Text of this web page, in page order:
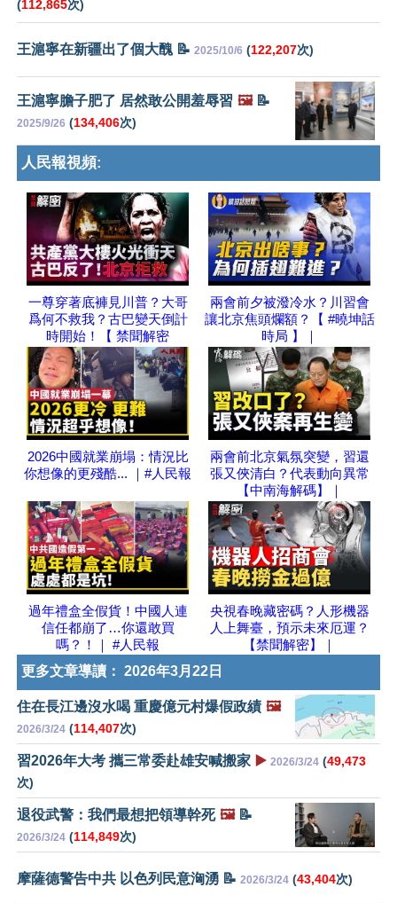
(112,865次)
王滬寧在新疆出了個大醜 📝 2025/10/6 (122,207次)
王滬寧膽子肥了 居然敢公開羞辱習 🖼️📝
2025/9/26 (134,406次)
人民報視頻:
一尊穿著底褲見川普？大哥
爲何不救我？古巴變天倒計
時開始！【 禁聞解密
兩會前夕被潑冷水？川習會
讓北京焦頭爛額？【 #曉坤話
時局 】｜
2026中國就業崩塌：情況比
你想像的更殘酷... ｜#人民報
兩會前北京氣氛突變，習還
張又俠清白？代表動向異常
【中南海解碼】｜
過年禮盒全假貨！中國人連
信任都崩了…你還敢買
嗎？！｜ #人民報
央視春晚藏密碼？人形機器
人上舞臺，預示未來厄運？
【禁聞解密】｜
更多文章導讀： 2026年3月22日
住在長江邊沒水喝 重慶億元村爆假政績 🖼️
2026/3/24 (114,407次)
習2026年大考 攜三常委赴雄安喊搬家 ▶️ 2026/3/24 (49,473
次)
退役武警：我們最想把領導幹死 🖼️📝
2026/3/24 (114,849次)
摩薩德警告中共 以色列民意洶湧 📝 2026/3/24 (43,404次)